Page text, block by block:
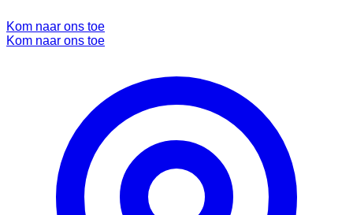
Kom naar ons toe
Kom naar ons toe